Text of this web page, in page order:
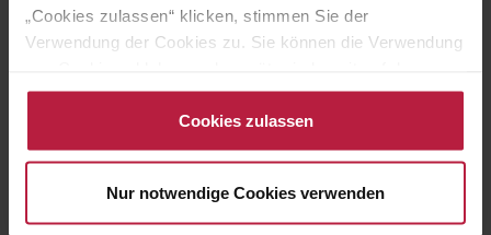
„Cookies zulassen“ klicken, stimmen Sie der
Verwendung der Cookies zu. Sie können die Verwendung
Datenschutzseiteändern/widerrufen oder auf das
Cookiebot-Logo am linken unteren Bildrand klicken. Mit
Klick auf „Cookies zulassen“ erteilen Sie Ihre Einwilligung
Shop an unseren Partner, die shopware AG (Ebbinghoff
10, 48624 Schöppingen, Deutschland), die diese Daten
Cookies zulassen
Nur notwendige Cookies verwenden